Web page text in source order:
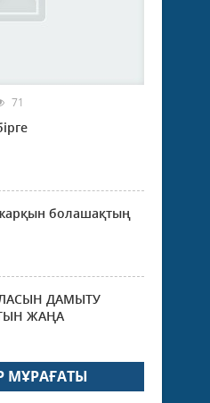
71
болашақтың
ДАМЫТУ
ЖАҢА
МҰРАҒАТЫ